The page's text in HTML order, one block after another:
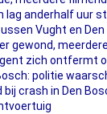
lag anderhalf uur
Vught en
gewond,
zich ontfermt
politie
crash in Den